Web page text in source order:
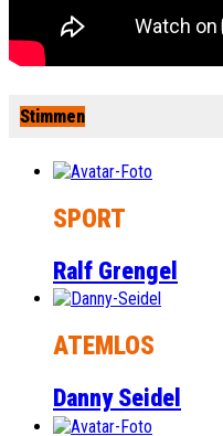
Stimmen
SPORT
Ralf Grengel
ATEMLOS
Danny Seidel